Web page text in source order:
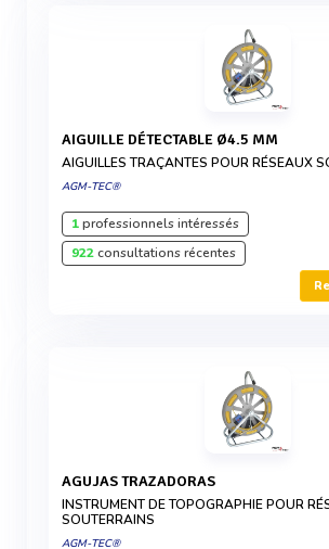
AIGUILLE DÉTECTABLE Ø4.5 MM
AIGUILLES TRAÇANTES POUR RÉSEAUX
AGM-TEC®
1professionnels intéressés
922consultations récentes
AGUJAS TRAZADORAS
INSTRUMENT DE TOPOGRAPHIE POUR
SOUTERRAINS
AGM-TEC®